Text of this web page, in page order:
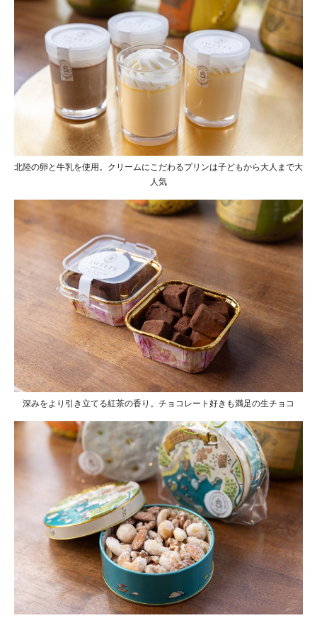
北陸の卵と牛乳を使用。クリームにこだわるプリンは子どもから大人まで大
人気
深みをより引き立てる紅茶の香り。チョコレート好きも満足の生チョコ